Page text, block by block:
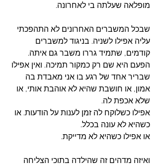
מופלאה שעלתה בי לאחרונה.
שבכל המשברים האחרונים לא התהפכתי
עליה אפילו לשניה. בניגוד למשברים
קודמים, שתמיד גררו משבר גם איתה.
הפעם היא שם רק כמקור תמיכה. ואין אפילו
שבריר אחד של רגע בו אני מאבדת בה
אמון, או חושבת שהיא לא אוהבת אותי, או
שלא אכפת לה.
אפילו כשלוקח לה זמן לענות על הודעות. או
כשהיא לא עונה בכלל.
או אפילו כשהיא לא מדייקת.
ואיזה מדהים זה שהילדה בתוכי הצליחה